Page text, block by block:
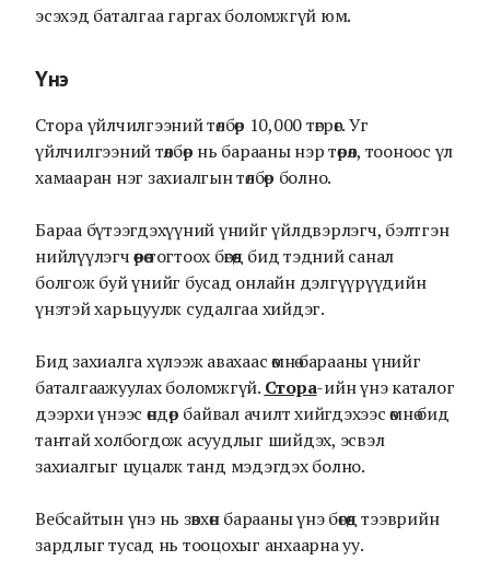
эсэхэд баталгаа гаргах боломжгүй юм.
Үнэ
Стора үйлчилгээний төлбөр 10,000 төгрөг. Уг
үйлчилгээний төлбөр нь барааны нэр төрөл, тооноос үл
хамааран нэг захиалгын төлбөр болно.
Бараа бүтээгдэхүүний үнийг үйлдвэрлэгч, бэлтгэн
нийлүүлэгч өөрөө тогтоох бөгөөд бид тэдний санал
болгож буй үнийг бусад онлайн дэлгүүрүүдийн
үнэтэй харьцуулж судалгаа хийдэг.
Бид захиалга хүлээж авахаас өмнө барааны үнийг
баталгаажуулах боломжгүй. Стора-ийн үнэ каталог
дээрхи үнээс өндөр байвал ачилт хийгдэхээс өмнө бид
тантай холбогдож асуудлыг шийдэх, эсвэл
захиалгыг цуцалж танд мэдэгдэх болно.
Вебсайтын үнэ нь зөвхөн барааны үнэ бөгөөд тээврийн
зардлыг тусад нь тооцохыг анхаарна уу.